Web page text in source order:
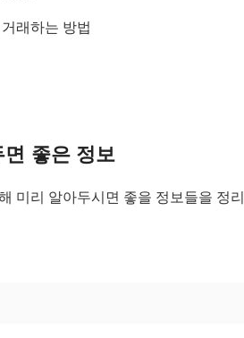
래하는 방법
면 좋은 정보
미리 알아두시면 좋을 정보들을 정